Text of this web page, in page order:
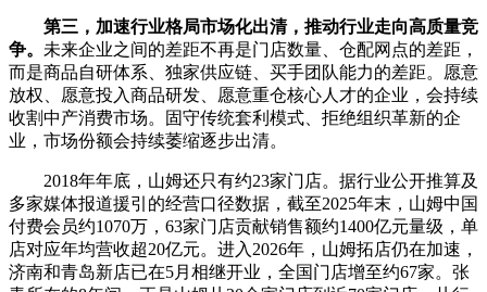
第三，加速行业格局市场化出清，推动行业走向高质量竞
争。 未来企业之间的差距不再是门店数量、仓配网点的差距，
而是商品自研体系、独家供应链、买手团队能力的差距。愿意
放权、愿意投入商品研发、愿意重仓核心人才的企业，会持续
收割中产消费市场。固守传统套利模式、拒绝组织革新的企
业，市场份额会持续萎缩逐步出清。
2018年年底，山姆还只有约23家门店。据行业公开推算及
多家媒体报道援引的经营口径数据，截至2025年末，山姆中国
付费会员约1070万，63家门店贡献销售额约1400亿元量级，单
店对应年均营收超20亿元。进入2026年，山姆拓店仍在加速，
济南和青岛新店已在5月相继开业，全国门店增至约67家。张